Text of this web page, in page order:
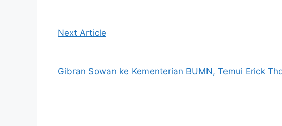
Next Article
Gibran Sowan ke Kementerian BUMN, Temui Erick